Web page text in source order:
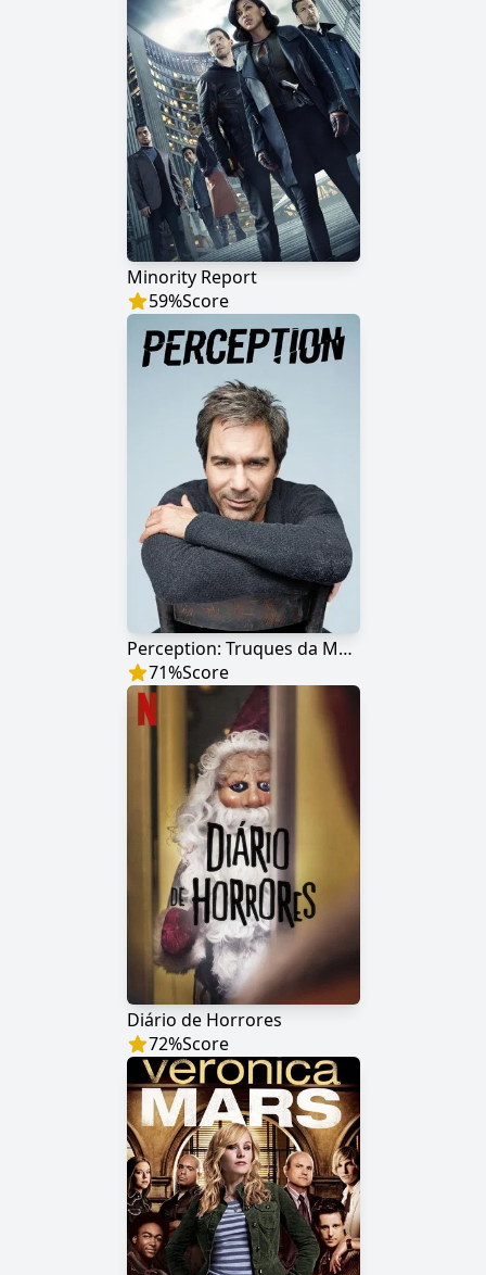
Minority Report
59%Score
Perception: Truques da Mente
71%Score
Diário de Horrores
72%Score